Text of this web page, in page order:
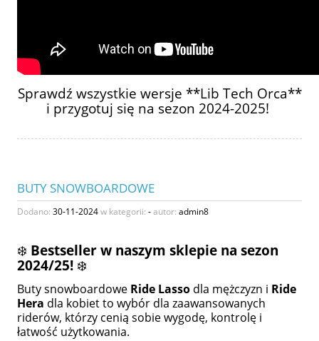
Sprawdź wszystkie wersje **Lib Tech Orca**
i przygotuj się na sezon 2024-2025!
BUTY SNOWBOARDOWE
Dodano: 30-11-2024w kategorii: -autor: admin8
❄️ Bestseller w naszym sklepie na sezon
2024/25! ❄️
Buty snowboardowe Ride Lasso dla mężczyzn i Ride
Hera dla kobiet to wybór dla zaawansowanych
riderów, którzy cenią sobie wygodę, kontrolę i
łatwość użytkowania.